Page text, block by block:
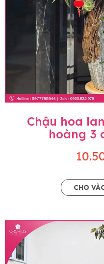
Chậu hoa
hoàng 3
CHO